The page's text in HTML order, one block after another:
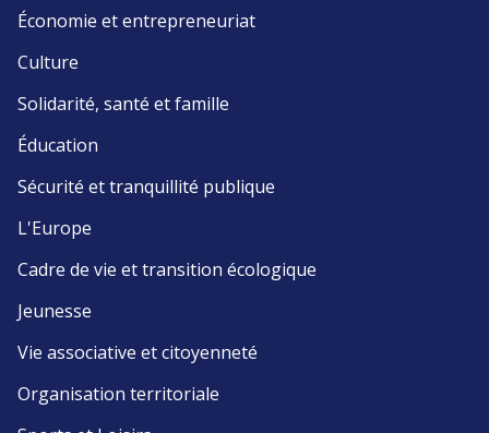
Économie et entrepreneuriat
Culture
Solidarité, santé et famille
Éducation
Sécurité et tranquillité publique
L'Europe
Cadre de vie et transition écologique
Jeunesse
Vie associative et citoyenneté
Organisation territoriale